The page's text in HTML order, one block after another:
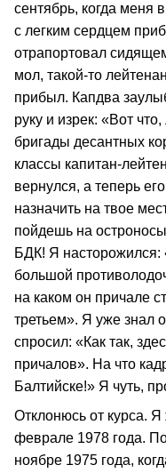
сентябрь, когда меня
с легким сердцем
отрапортовал
мол, такой-то
прибыл. Капдва
руку и изрек: «Вот
бригады десантных
классы капитан-
вернулся, а теперь
назначить на твое
пойдешь на
БДК! Я насторожился:
большой
на каком он причале
третьем». Я уже знал
спросил: «Как так,
причалов». На что
Балтийске!» Я чуть,
Отклонюсь от курса.
феврале 1978 года.
ноябре 1975 года,